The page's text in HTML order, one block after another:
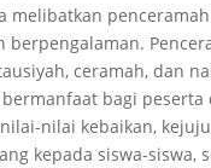
melibatkan
berpengalaman.
ceramah, dan
bagi peserta
nilai kebaikan,
kepada siswa-siswa,